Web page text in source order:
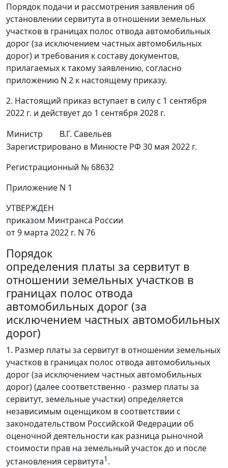
Порядок подачи и рассмотрения заявления об
установлении сервитута в отношении земельных
участков в границах полос отвода автомобильных
дорог (за исключением частных автомобильных
дорог) и требования к составу документов,
прилагаемых к такому заявлению, согласно
приложению N 2 к настоящему приказу.
2. Настоящий приказ вступает в силу с 1 сентября
2022 г. и действует до 1 сентября 2028 г.
Министр
В.Г. Савельев
Зарегистрировано в Минюсте РФ 30 мая 2022 г.
Регистрационный № 68632
Приложение N 1
УТВЕРЖДЕН
приказом Минтранса России
от 9 марта 2022 г. N 76
Порядок
определения платы за сервитут в
отношении земельных участков в
границах полос отвода
автомобильных дорог (за
исключением частных автомобильных
дорог)
1. Размер платы за сервитут в отношении земельных
участков в границах полос отвода автомобильных
дорог (за исключением частных автомобильных
дорог) (далее соответственно - размер платы за
сервитут, земельные участки) определяется
независимым оценщиком в соответствии с
законодательством Российской Федерации об
оценочной деятельности как разница рыночной
стоимости прав на земельный участок до и после
установления сервитута1 .